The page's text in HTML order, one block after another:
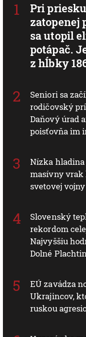
Pri
zatopenej
sa utopil
potápač.
z hĺbky
Seniori sa
rodičovský
Daňový úrad
poisťovňa im
Nízka
masívny vrak
svetovej vojny
Slovenský
rekordom
Najvyššiu
Dolné
EÚ zavádza
Ukrajincov,
ruskou